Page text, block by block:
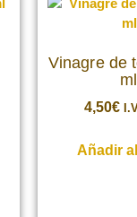
Vinagre de
4,50€
Añadir